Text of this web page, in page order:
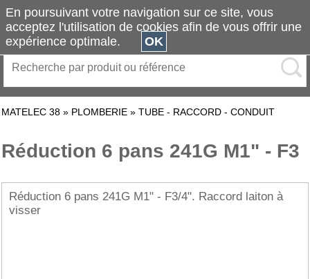
MATELEC 38 » PLOMBERIE » TUBE - RACCORD - CONDUIT
Réduction 6 pans 241G M1" - F3
Réduction 6 pans 241G M1" - F3/4". Raccord laiton à
visser
En poursuivant votre navigation sur ce site, vous
acceptez l'utilisation de cookies afin de vous offrir une
expérience optimale.
OK